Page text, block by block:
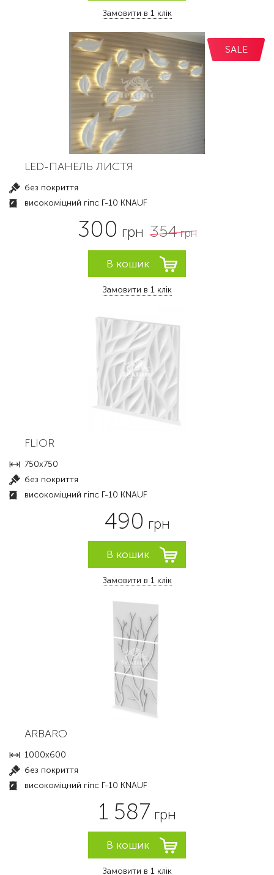
Замовити в 1 клік
SALE
LED-ПАНЕЛЬ ЛИСТЯ
без покриття
високоміцний гіпс Г-10 KNAUF
300 грн 354грн
Замовити в 1 клік
FLIOR
750x750
без покриття
високоміцний гіпс Г-10 KNAUF
490 грн
Замовити в 1 клік
ARBARO
1000x600
без покриття
високоміцний гіпс Г-10 KNAUF
1 587 грн
Замовити в 1 клік